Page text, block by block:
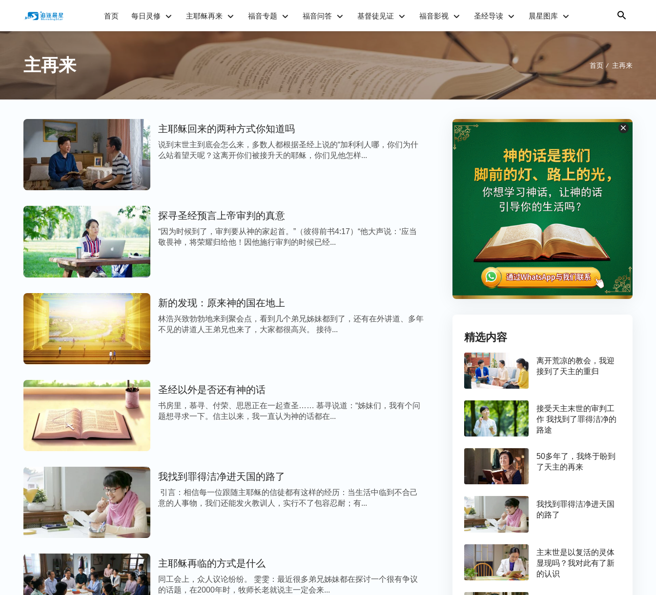
首页 每日灵修 主耶稣再来 福音专题 福音问答 基督徒见证 福音影视 圣经导读 晨星图库
主再来 首页 / 主再来
主耶稣回来的两种方式你知道吗
说到末世主到底会怎么来，多数人都根据圣经上说的“加利利人哪，你们为什
么站着望天呢？这离开你们被接升天的耶稣，你们见他怎样...
探寻圣经预言上帝审判的真意
“因为时候到了，审判要从神的家起首。”（彼得前书4:17）“他大声说：‘应当
敬畏神，将荣耀归给他！因他施行审判的时候已经...
新的发现：原来神的国在地上
林浩兴致勃勃地来到聚会点，看到几个弟兄姊妹都到了，还有在外讲道、多年
不见的讲道人王弟兄也来了，大家都很高兴。 接待...
圣经以外是否还有神的话
书房里，慕寻、付荣、思恩正在一起查圣…… 慕寻说道：“姊妹们，我有个问
题想寻求一下。信主以来，我一直认为神的话都在...
我找到罪得洁净进天国的路了
引言：相信每一位跟随主耶稣的信徒都有这样的经历：当生活中临到不合己
意的人事物，我们还能发火教训人，实行不了包容忍耐；有...
主耶稣再临的方式是什么
同工会上，众人议论纷纷。 雯雯：最近很多弟兄姊妹都在探讨一个很有争议
的话题，在2000年时，牧师长老就说主一定会来...
精选内容
离开荒凉的教会，我迎
接到了天主的重归
接受天主末世的审判工
作 我找到了罪得洁净的
路途
50多年了，我终于盼到
了天主的再来
我找到罪得洁净进天国
的路了
主末世是以复活的灵体
显现吗？我对此有了新
的认识